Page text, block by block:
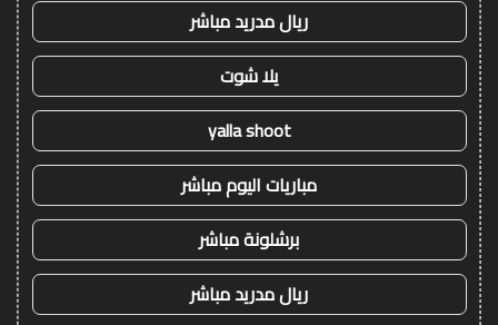
ريال مدريد مباشر
يلا شوت
yalla shoot
مباريات اليوم مباشر
برشلونة مباشر
ريال مدريد مباشر